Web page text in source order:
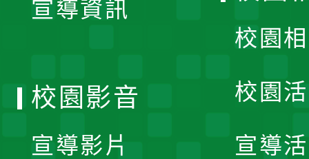
宣導資訊
校園
校園
宣導
校園影音
宣導影片